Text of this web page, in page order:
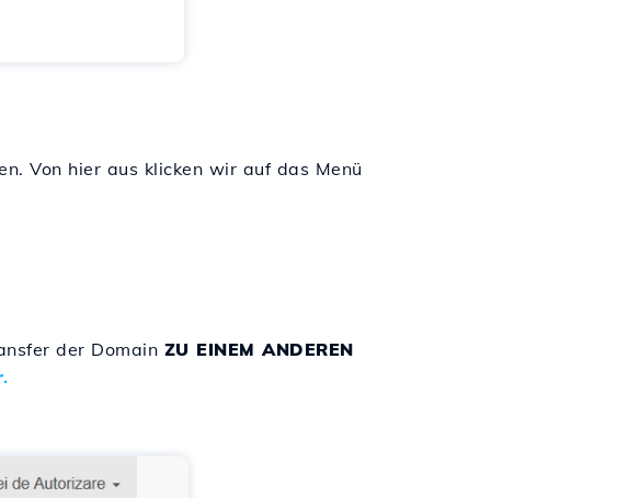
Von hier aus klicken wir auf das Menü
der Domain ZU EINEM ANDEREN
.